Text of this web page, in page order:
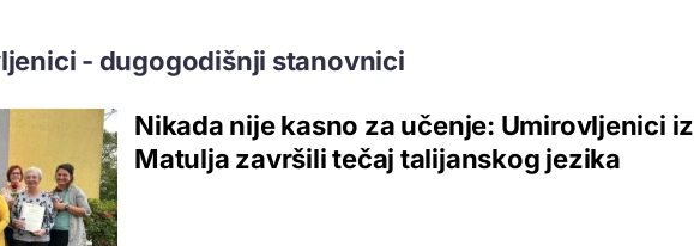
- dugogodišnji stanovnici
Nikada nije kasno za učenje: Umirovljenici iz
Matulja završili tečaj talijanskog jezika